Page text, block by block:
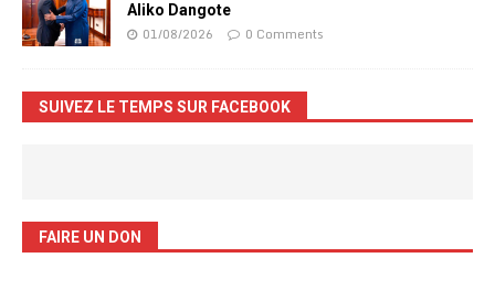
Aliko Dangote
01/08/2026 0 Comments
SUIVEZ LE TEMPS SUR FACEBOOK
FAIRE UN DON